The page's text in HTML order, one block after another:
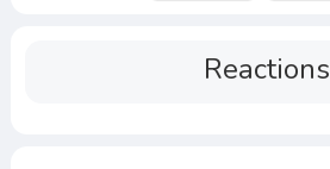
Reactions